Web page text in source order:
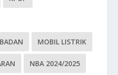
MOBIL LISTRIK
NBA 2024/2025